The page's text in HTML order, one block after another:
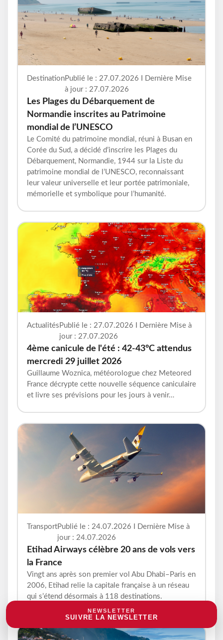
DestinationPublié le : 27.07.2026 I Dernière Mise
à jour : 27.07.2026
Les Plages du Débarquement de
Normandie inscrites au Patrimoine
mondial de l’UNESCO
Le Comité du patrimoine mondial, réuni à Busan en
Corée du Sud, a décidé d’inscrire les Plages du
Débarquement, Normandie, 1944 sur la Liste du
patrimoine mondial de l’UNESCO, reconnaissant
leur valeur universelle et leur portée patrimoniale,
mémorielle et symbolique pour l’humanité.
Actualités Publié le : 27.07.2026 I Dernière Mise à
jour : 27.07.2026
4ème canicule de l'été : 42-43°C attendus
mercredi 29 juillet 2026
Guillaume Woznica, météorologue chez Meteored
France décrypte cette nouvelle séquence caniculaire
et livre ses prévisions pour les jours à venir…
TransportPublié le : 24.07.2026 I Dernière Mise à
jour : 24.07.2026
Etihad Airways célèbre 20 ans de vols vers
la France
Vingt ans après son premier vol Abu Dhabi–Paris en
2006, Etihad relie la capitale française à un réseau
qui s’étend désormais à 118 destinations.
NEWSLETTER
SUIVRE LA NEWSLETTER